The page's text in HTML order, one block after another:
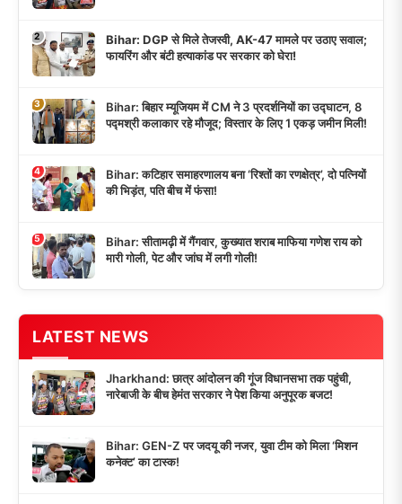
2
Bihar: DGP से मिले तेजस्वी, AK-47 मामले पर उठाए सवाल;
फायरिंग और बंटी हत्याकांड पर सरकार को घेरा!
3
Bihar: बिहार म्यूजियम में CM ने 3 प्रदर्शनियों का उद्घाटन, 8
पद्मश्री कलाकार रहे मौजूद; विस्तार के लिए 1 एकड़ जमीन मिली!
4
Bihar: कटिहार समाहरणालय बना ‘रिश्तों का रणक्षेत्र’, दो पत्नियों
की भिड़ंत, पति बीच में फंसा!
5
Bihar: सीतामढ़ी में गैंगवार, कुख्यात शराब माफिया गणेश राय को
मारी गोली, पेट और जांघ में लगी गोली!
LATEST NEWS
Jharkhand: छात्र आंदोलन की गूंज विधानसभा तक पहुंची,
नारेबाजी के बीच हेमंत सरकार ने पेश किया अनुपूरक बजट!
Bihar: GEN-Z पर जदयू की नजर, युवा टीम को मिला ‘मिशन
कनेक्ट’ का टास्क!